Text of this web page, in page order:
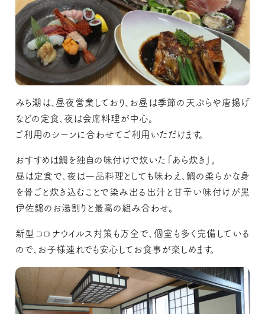
みち潮は、昼夜営業しており、お昼は季節の天ぷらや唐揚げ
などの定食、夜は会席料理が中心。
ご利用のシーンに合わせてご利用いただけます。
おすすめは鯛を独自の味付けで炊いた「あら炊き」。
昼は定食で、夜は一品料理としても味わえ、鯛の柔らかな身
を骨ごと炊き込むことで染み出る出汁と甘辛い味付けが黒
伊佐錦のお湯割りと最高の組み合わせ。
新型コロナウイルス対策も万全で、個室も多く完備している
ので、お子様連れでも安心してお食事が楽しめます。